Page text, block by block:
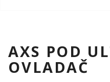
AXS POD
OVLADAČ